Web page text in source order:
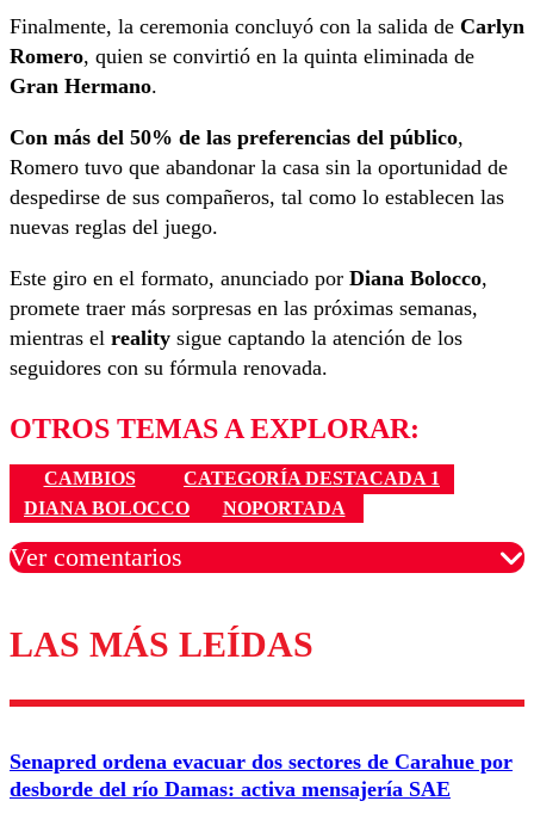
Finalmente, la ceremonia concluyó con la salida de Carlyn
Romero, quien se convirtió en la quinta eliminada de
Gran Hermano.
Con más del 50% de las preferencias del público,
Romero tuvo que abandonar la casa sin la oportunidad de
despedirse de sus compañeros, tal como lo establecen las
nuevas reglas del juego.
Este giro en el formato, anunciado por Diana Bolocco,
promete traer más sorpresas en las próximas semanas,
mientras el reality sigue captando la atención de los
seguidores con su fórmula renovada.
OTROS TEMAS A EXPLORAR:
CAMBIOS
CATEGORÍA DESTACADA 1
DIANA BOLOCCO
NOPORTADA
Ver comentarios
Los comentarios son moderados para garantizar un
diálogo respetuoso.
Correo
LAS MÁS LEÍDAS
Senapred ordena evacuar dos sectores de Carahue por
desborde del río Damas: activa mensajería SAE